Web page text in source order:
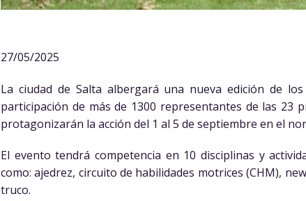
27/05/2025
La ciudad de Salta albergará una nueva edición de
participación de más de 1300 representantes de las 23
protagonizarán la acción del 1 al 5 de septiembre en el
El evento tendrá competencia en 10 disciplinas y
como: ajedrez, circuito de habilidades motrices (CHM),
truco.